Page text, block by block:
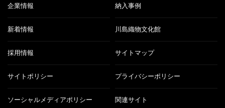
企業情報 納入事例
新着情報 川島織物文化館
採用情報 サイトマップ
サイトポリシー プライバシーポリシー
ソーシャルメディアポリシー 関連サイト